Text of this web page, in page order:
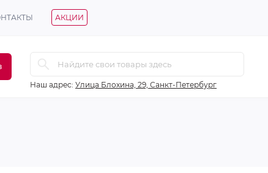
АКЦИИ
Наш адрес: Улица Блохина, 29, Санкт-Петербург